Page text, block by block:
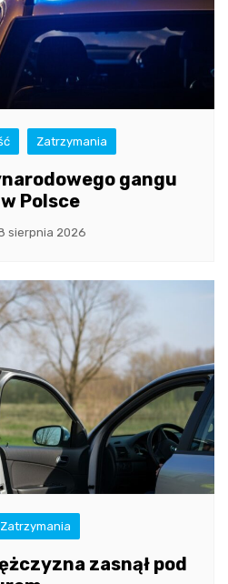
Zatrzymania
gangu
Polsce
sierpnia 2026
Zatrzymania
zasnął pod